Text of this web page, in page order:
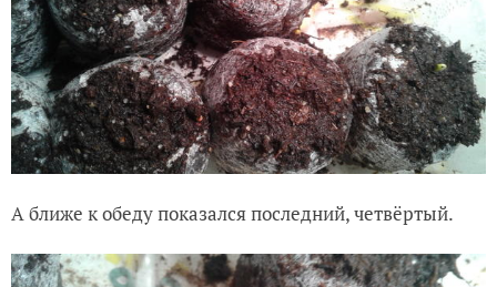
А ближе к обеду показался последний, четвёртый.